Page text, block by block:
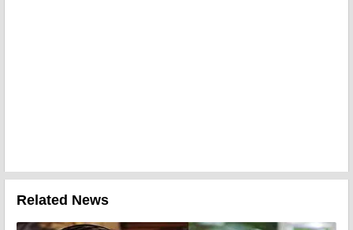
Related News